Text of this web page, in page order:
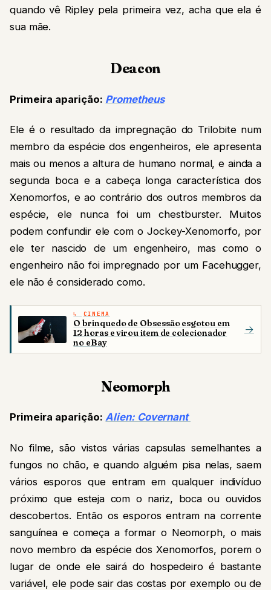
quando vê Ripley pela primeira vez, acha que ela é
sua mãe.
Deacon
Primeira aparição: Prometheus
Ele é o resultado da impregnação do Trilobite num
membro da espécie dos engenheiros, ele apresenta
mais ou menos a altura de humano normal, e ainda a
segunda boca e a cabeça longa característica dos
Xenomorfos, e ao contrário dos outros membros da
espécie, ele nunca foi um chestburster. Muitos
podem confundir ele com o Jockey-Xenomorfo, por
ele ter nascido de um engenheiro, mas como o
engenheiro não foi impregnado por um Facehugger,
ele não é considerado como.
CINEMA
O brinquedo de Obsessão esgotou em
12 horas e virou item de colecionador
no eBay
→
Neomorph
Primeira aparição: Alien: Covernant
No filme, são vistos várias capsulas semelhantes a
fungos no chão, e quando alguém pisa nelas, saem
vários esporos que entram em qualquer indivíduo
próximo que esteja com o nariz, boca ou ouvidos
descobertos. Então os esporos entram na corrente
sanguínea e começa a formar o Neomorph, o mais
novo membro da espécie dos Xenomorfos, porem o
lugar de onde ele sairá do hospedeiro é bastante
variável, ele pode sair das costas por exemplo ou de